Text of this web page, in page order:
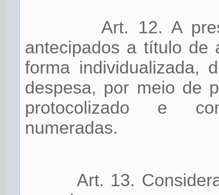
Art. 12. A
antecipados a título de
forma individualizada,
despesa, por meio de
protocolizado e
numeradas.
Art. 13.